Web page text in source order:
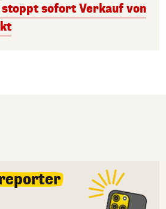
sofort Verkauf von